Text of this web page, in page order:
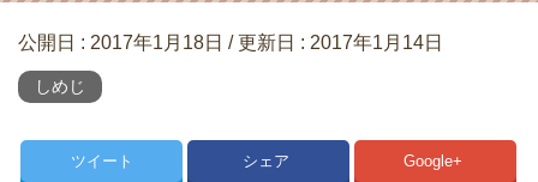
公開日 : 2017年1月18日 / 更新日 : 2017年1月14日
しめじ
ツイート シェア Google+